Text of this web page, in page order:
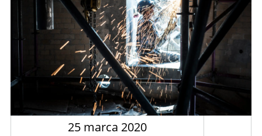
25 marca 2020